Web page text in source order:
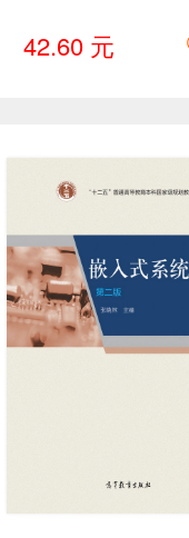
42.60 元